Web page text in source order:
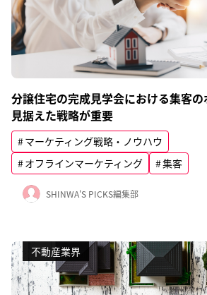
分譲住宅の完成見学会における集客
見据えた戦略が重要
マーケティング戦略・ノウハウ
オフラインマーケティング
集客
SHINWA'S PICKS編集部
不動産業界